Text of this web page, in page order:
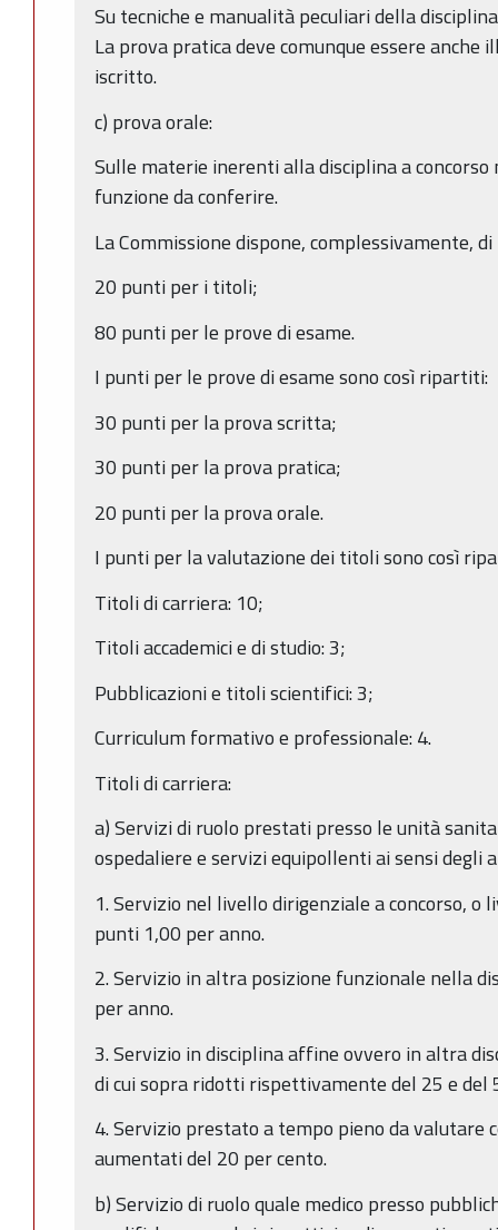
Su tecniche e manualità peculiari della
La prova pratica deve comunque essere
iscritto.
c) prova orale:
Sulle materie inerenti alla disciplina a concorso
funzione da conferire.
La Commissione dispone, complessivamente,
20 punti per i titoli;
80 punti per le prove di esame.
I punti per le prove di esame sono così ripartiti:
30 punti per la prova scritta;
30 punti per la prova pratica;
20 punti per la prova orale.
I punti per la valutazione dei titoli sono così
Titoli di carriera: 10;
Titoli accademici e di studio: 3;
Pubblicazioni e titoli scientifici: 3;
Curriculum formativo e professionale: 4.
Titoli di carriera:
a) Servizi di ruolo prestati presso le unità
ospedaliere e servizi equipollenti ai sensi degli
1. Servizio nel livello dirigenziale a concorso, o
punti 1,00 per anno.
2. Servizio in altra posizione funzionale nella
per anno.
3. Servizio in disciplina affine ovvero in altra
di cui sopra ridotti rispettivamente del 25 e del
4. Servizio prestato a tempo pieno da valutare
aumentati del 20 per cento.
b) Servizio di ruolo quale medico presso